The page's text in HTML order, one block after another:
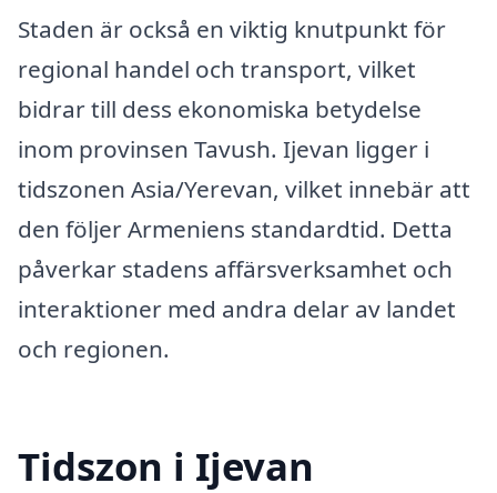
Staden är också en viktig knutpunkt för
regional handel och transport, vilket
bidrar till dess ekonomiska betydelse
inom provinsen Tavush. Ijevan ligger i
tidszonen Asia/Yerevan, vilket innebär att
den följer Armeniens standardtid. Detta
påverkar stadens affärsverksamhet och
interaktioner med andra delar av landet
och regionen.
Tidszon i Ijevan